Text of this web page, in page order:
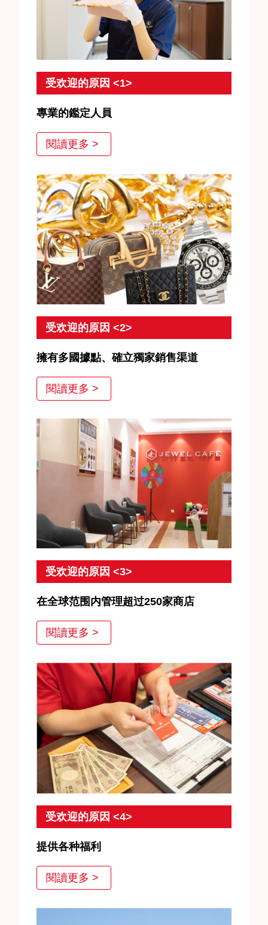
受欢迎的原因 <1>
專業的鑑定人員
JEWEL CAFE的專業鑑定人員為您提供仔細的
鑑定服務。我們每天在都努力吸收最新的二手
格。
閱讀更多 >
受欢迎的原因 <2>
擁有多國據點、確立獨家銷售渠道
JEWEL CAFE在海外也設有多個營業據點。收購的商
品在國內及海外均有多元流通管道，因此可實現更高
的收購價格。
閱讀更多 >
受欢迎的原因 <3>
在全球范围内管理超过250家商店
JEWEL CAFE拥有250多家直营店，总共为300多万
顾客提供服务。我们将继续努力工作，赢得客户的信
任。
閱讀更多 >
受欢迎的原因 <4>
提供各种福利
在Jewel Cafe，我们准备了各种福利，你可以在访问
我们时使用，我们对回头客非常满意。珠宝清洗也非
常受欢迎。
閱讀更多 >